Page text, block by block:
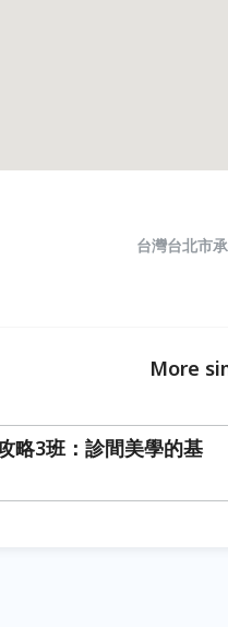
台灣台北市
More
略3班：診間美學的基